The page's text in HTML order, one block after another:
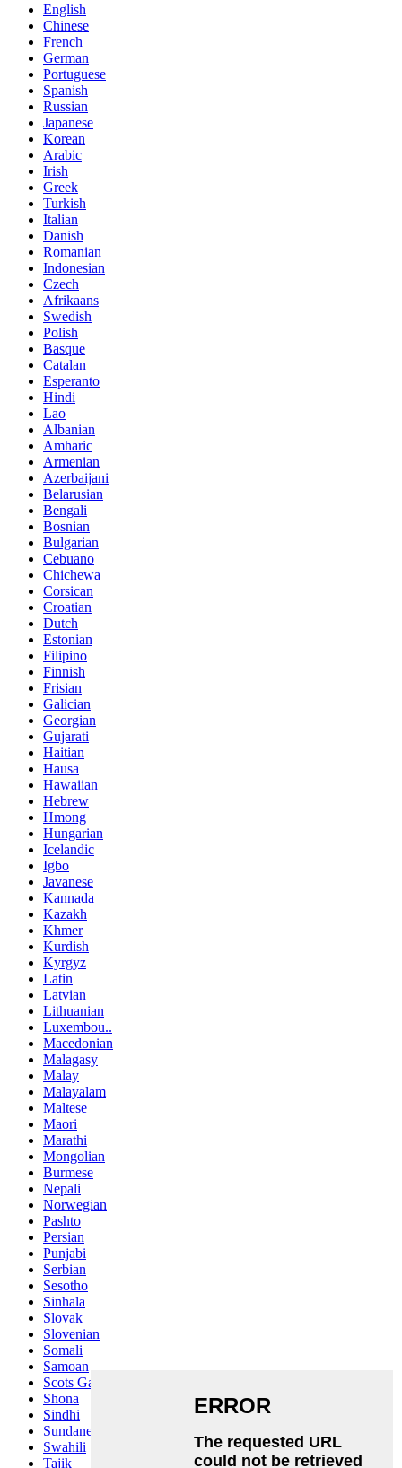
English
Chinese
French
German
Portuguese
Spanish
Russian
Japanese
Korean
Arabic
Irish
Greek
Turkish
Italian
Danish
Romanian
Indonesian
Czech
Afrikaans
Swedish
Polish
Basque
Catalan
Esperanto
Hindi
Lao
Albanian
Amharic
Armenian
Azerbaijani
Belarusian
Bengali
Bosnian
Bulgarian
Cebuano
Chichewa
Corsican
Croatian
Dutch
Estonian
Filipino
Finnish
Frisian
Galician
Georgian
Gujarati
Haitian
Hausa
Hawaiian
Hebrew
Hmong
Hungarian
Icelandic
Igbo
Javanese
Kannada
Kazakh
Khmer
Kurdish
Kyrgyz
Latin
Latvian
Lithuanian
Luxembou..
Macedonian
Malagasy
Malay
Malayalam
Maltese
Maori
Marathi
Mongolian
Burmese
Nepali
Norwegian
Pashto
Persian
Punjabi
Serbian
Sesotho
Sinhala
Slovak
Slovenian
Somali
Samoan
Scots Gaelic
Shona
Sindhi
Sundanese
Swahili
Tajik